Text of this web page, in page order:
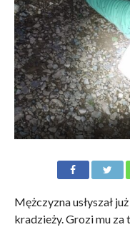
Mężczyzna usłyszał
kradzieży. Grozi mu